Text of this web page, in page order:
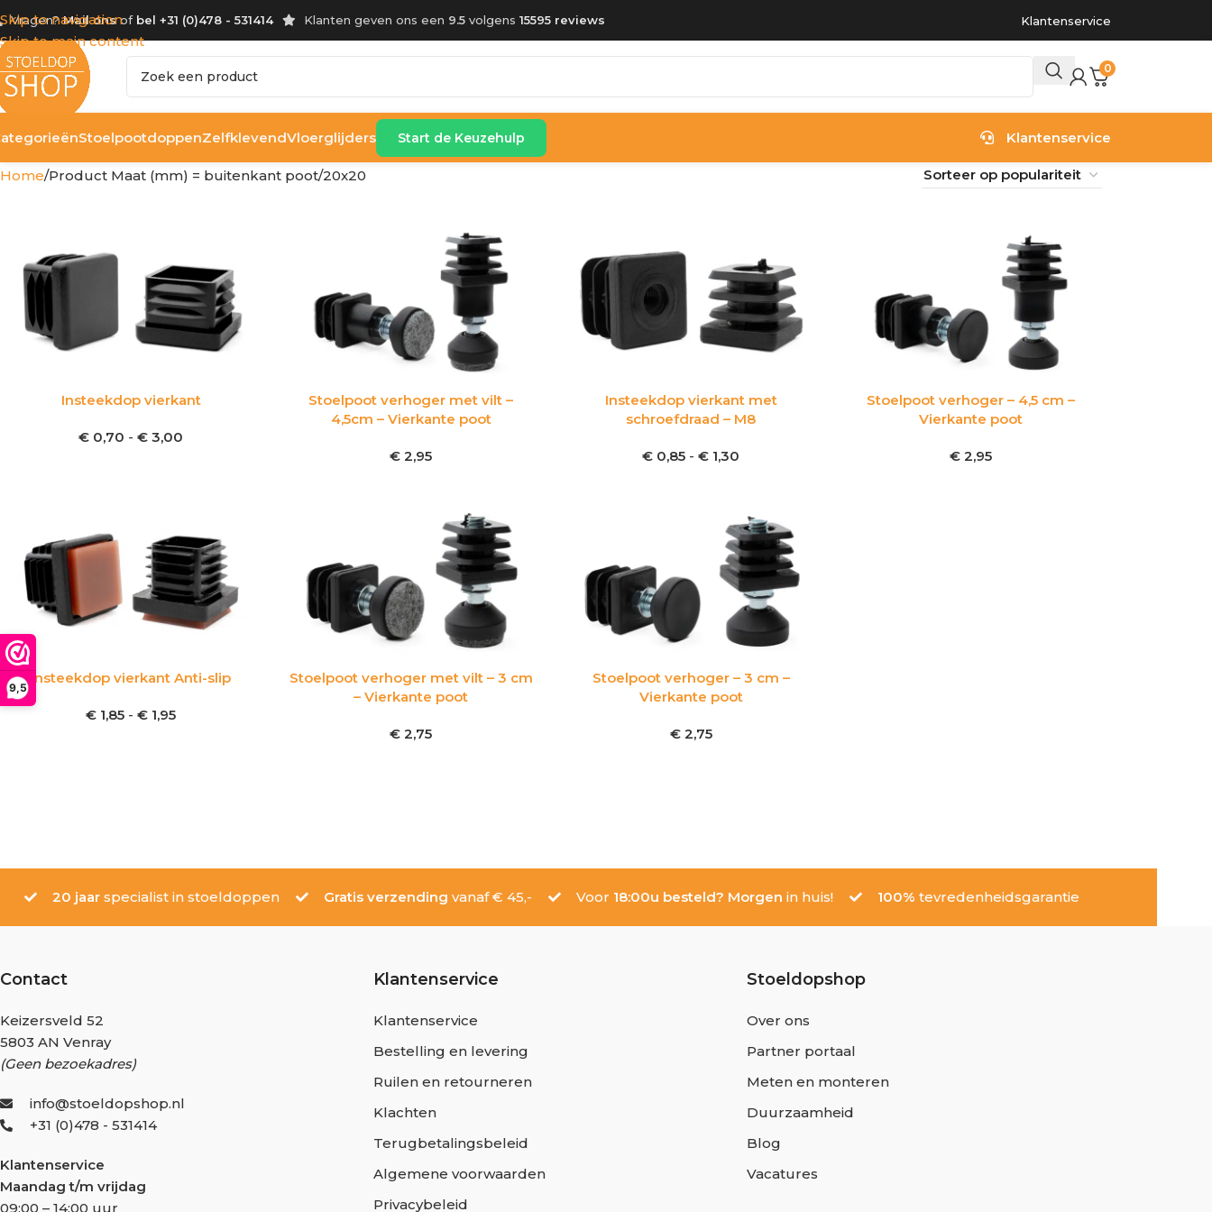
9,5
Skip to navigation
Skip to main content
Vragen?Mail onsof bel +31 (0)478 - 531414 Klanten geven ons een 9.5 volgens 15595 reviews Klantenservice
0
StoelpootdoppenZelfklevendVloerglijders Start de Keuzehulp Klantenservice
Home Product Maat (mm) = buitenkant poot 20x20
Insteekdop vierkant
€ 0,70 - € 3,00
Stoelpoot verhoger met vilt –
4,5cm – Vierkante poot
€ 2,95
Insteekdop vierkant met
schroefdraad – M8
€ 0,85 - € 1,30
Stoelpoot verhoger – 4,5 cm –
Vierkante poot
€ 2,95
Insteekdop vierkant Anti-slip
€ 1,85 - € 1,95
Stoelpoot verhoger met vilt – 3 cm
– Vierkante poot
€ 2,75
Stoelpoot verhoger – 3 cm –
Vierkante poot
€2,75
20 jaarspecialist in stoeldoppen Gratis verzending vanaf € 45,- Voor 18:00u besteld? Morgen in huis! 100% tevredenheidsgarantie
Contact
Keizersveld 52
5803 AN Venray
(Geen bezoekadres)
info@stoeldopshop.nl
+31 (0)478 - 531414
Klantenservice
Maandag t/m vrijdag
09:00 – 14:00 uur
Klantenservice
Klantenservice
Bestelling en levering
Ruilen en retourneren
Klachten
Terugbetalingsbeleid
Algemene voorwaarden
Privacybeleid
Stoeldopshop
Over ons
Partner portaal
Meten en monteren
Duurzaamheid
Blog
Vacatures